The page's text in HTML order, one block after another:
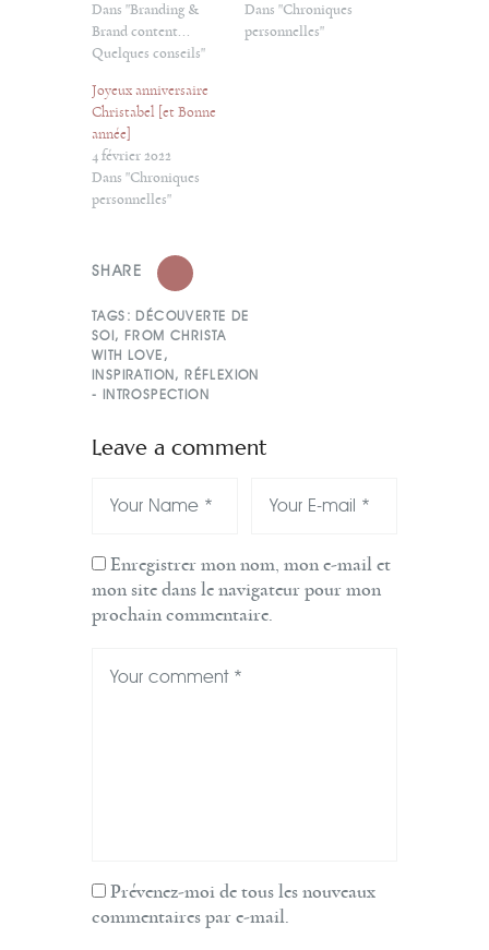
Dans "Branding &
Brand content...
Quelques conseils"
Dans "Chroniques
personnelles"
Joyeux anniversaire
Christabel [et Bonne
année]
4 février 2022
Dans "Chroniques
personnelles"
SHARE
TAGS: DÉCOUVERTE DE
SOI, FROM CHRISTA
WITH LOVE ,
INSPIRATION, RÉFLEXION
- INTROSPECTION
Leave a comment
Enregistrer mon nom, mon e-mail et
mon site dans le navigateur pour mon
prochain commentaire.
Prévenez-moi de tous les nouveaux
commentaires par e-mail.